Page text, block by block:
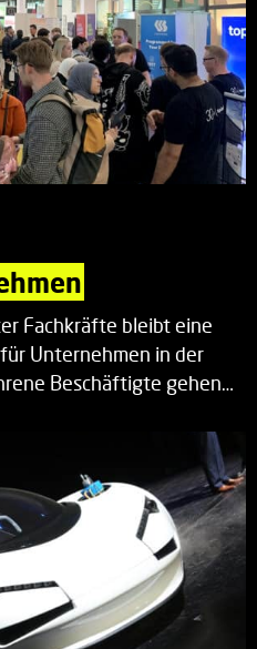
Fachkräfte bleibt eine
Unternehmen in der
Beschäftigte gehen…